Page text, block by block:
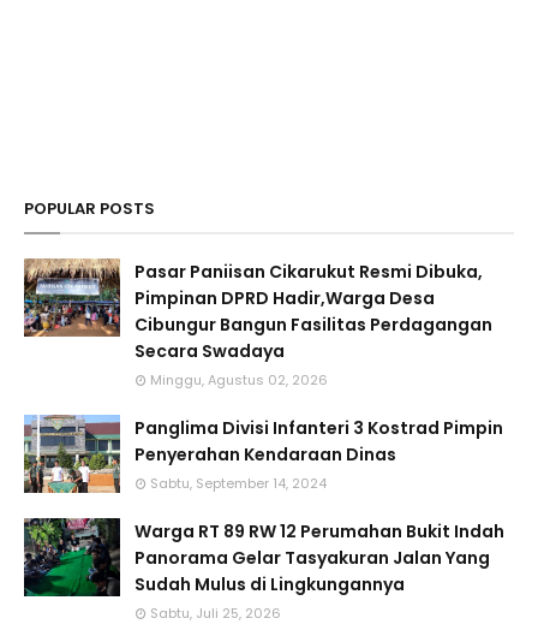
POPULAR POSTS
Pasar Paniisan Cikarukut Resmi Dibuka,
Pimpinan DPRD Hadir,Warga Desa
Cibungur Bangun Fasilitas Perdagangan
Secara Swadaya
Minggu, Agustus 02, 2026
Panglima Divisi Infanteri 3 Kostrad Pimpin
Penyerahan Kendaraan Dinas
Sabtu, September 14, 2024
Warga RT 89 RW 12 Perumahan Bukit Indah
Panorama Gelar Tasyakuran Jalan Yang
Sudah Mulus di Lingkungannya
Sabtu, Juli 25, 2026